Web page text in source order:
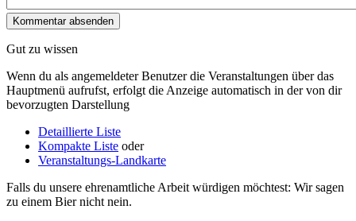
Gut zu wissen
Wenn du als angemeldeter Benutzer die Veranstaltungen über das
Hauptmenü aufrufst, erfolgt die Anzeige automatisch in der von dir
bevorzugten Darstellung
Detaillierte Liste
Kompakte Liste oder
Veranstaltungs-Landkarte
Falls du unsere ehrenamtliche Arbeit würdigen möchtest: Wir sagen
zu einem Bier nicht nein.